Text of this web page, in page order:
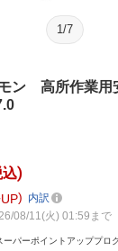
1 /7
モン 高所作業
込)
内訳
08/11(火) 01:59まで
ーパーポイントアッププロ